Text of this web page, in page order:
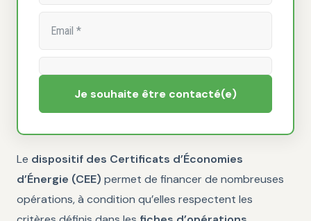
Je souhaite être contacté(e)
Le dispositif des Certificats d’Économies
d’Énergie (CEE) permet de financer de nombreuses
opérations, à condition qu’elles respectent les